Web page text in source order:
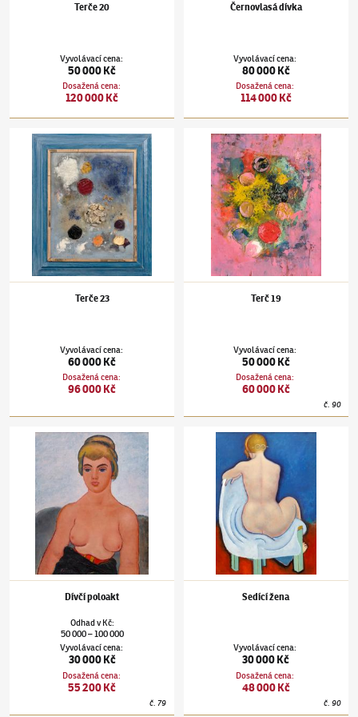
Terče 20
Vyvolávací cena:
50 000 Kč
Dosažená cena:
120 000 Kč
Černovlasá dívka
Vyvolávací cena:
80 000 Kč
Dosažená cena:
114 000 Kč
Jaroslav Hořánek(1925–1995)Terče 23
Terče 23
Vyvolávací cena:
60 000 Kč
Dosažená cena:
96 000 Kč
Jaroslav Hořánek(1925–1995)Terč 19
Terč 19
Vyvolávací cena:
50 000 Kč
Dosažená cena:
60 000 Kč
č.90
Jaroslav Hořánek(1925–1995)Dívčí poloakt
Dívčí poloakt
Odhadv Kč:
50 000–100 000
Vyvolávací cena:
30 000 Kč
Dosažená cena:
55 200 Kč
č.79
Jaroslav Hořánek(1925–1995)Sedící žena
Sedící žena
Vyvolávací cena:
30 000 Kč
Dosažená cena:
48 000 Kč
č.90